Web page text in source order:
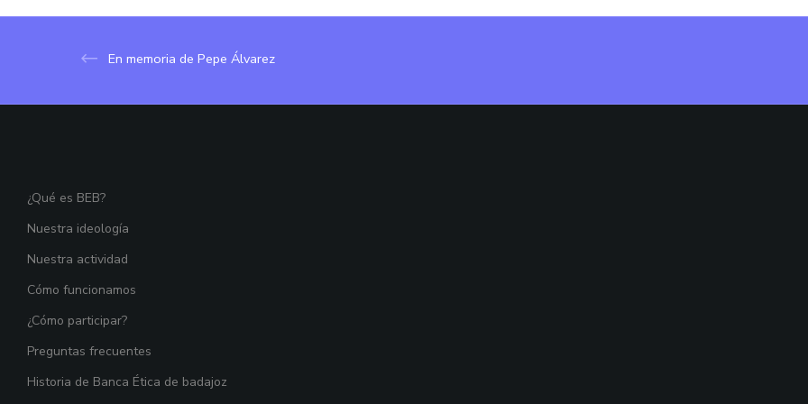
En memoria de Pepe Álvarez
¿Qué es BEB?
Nuestra ideología
Nuestra actividad
Cómo funcionamos
¿Cómo participar?
Preguntas frecuentes
Historia de Banca Ética de badajoz